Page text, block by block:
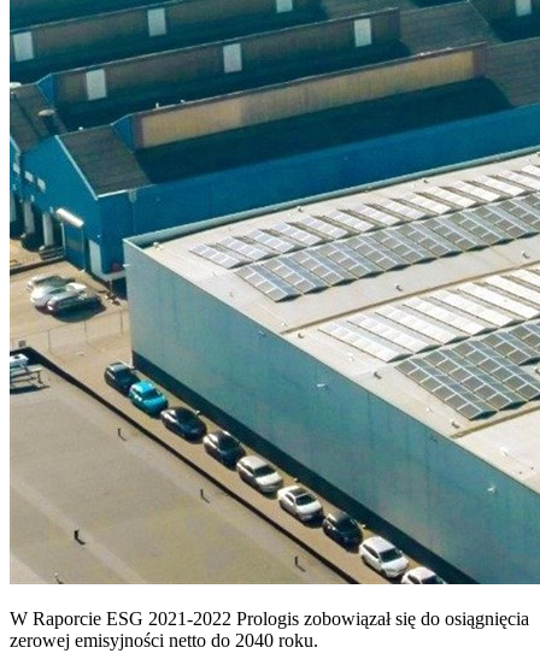
W Raporcie ESG 2021-2022 Prologis zobowiązał się do osiągnięcia
zerowej emisyjności netto do 2040 roku.